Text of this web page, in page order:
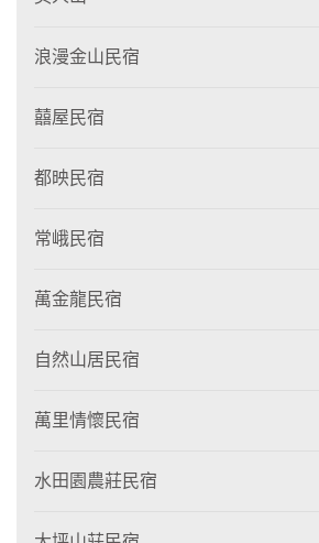
浪漫金山民宿
囍屋民宿
都映民宿
常峨民宿
萬金龍民宿
自然山居民宿
萬里情懷民宿
水田園農莊民宿